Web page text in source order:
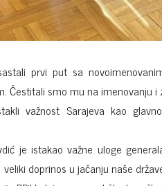
prvi put sa
Čestitali smo mu na imenovanju
važnost Sarajeva kao
je istakao važne uloge
doprinos u jačanju naše